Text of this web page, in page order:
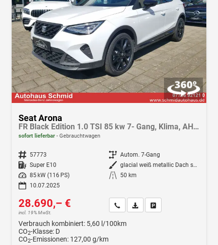
Seat Arona
FR Black Edition 1.0 TSI 85 kw 7- Gang, Klima, AHK, Navi, LED, Fahrassistenz-Paket, Winterpak., Android Auto, Apple CarPlay
sofort lieferbar Gebrauchtwagen
Fahrzeugnr. 57773 Getriebe Autom. 7-Gang
Kraftstoff Super E10 Außenfarbe
glacial weiß metallic Dach schwarz
Leistung
85 kW (116 PS) Kilometerstand
50 km
10.07.2025
28.690,– €
incl. 19% MwSt.
Wir rufen Sie anFahrzeugexposé (PDF)
Verbrauch kombiniert: 5,60 l/100km
CO2-Klasse: D
CO2-Emissionen: 127,00 g/km